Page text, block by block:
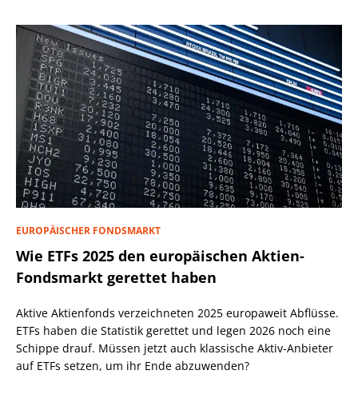
EUROPÄISCHER FONDSMARKT
Wie ETFs 2025 den europäischen Aktien-
Fondsmarkt gerettet haben
Aktive Aktienfonds verzeichneten 2025 europaweit Abflüsse.
ETFs haben die Statistik gerettet und legen 2026 noch eine
Schippe drauf. Müssen jetzt auch klassische Aktiv-Anbieter
auf ETFs setzen, um ihr Ende abzuwenden?